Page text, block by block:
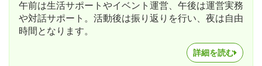
午前は生活サポートやイベント運営、午後は運営実務
や対話サポート。活動後は振り返りを行い、夜は自由
時間となります。
詳細を読む